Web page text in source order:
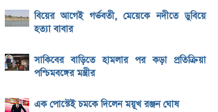
বিয়ের আগেই গর্ভবতী, মেয়েকে নদীতে ডুবিয়ে
হত্যা বাবার
সাকিবের বাড়িতে হামলার পর কড়া প্রতিক্রিয়া
পশ্চিমবঙ্গের মন্ত্রীর
এক পোস্টেই চমকে দিলেন ময়ূখ রঞ্জন ঘোষ